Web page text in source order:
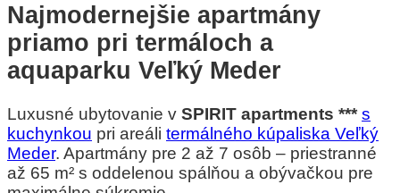
Najmodernejšie apartmány
priamo pri termáloch a
aquaparku Veľký Meder
Luxusné ubytovanie v SPIRIT apartments *** s
kuchynkou pri areáli termálného kúpaliska Veľký
Meder. Apartmány pre 2 až 7 osôb – priestranné
až 65 m² s oddelenou spálňou a obývačkou pre